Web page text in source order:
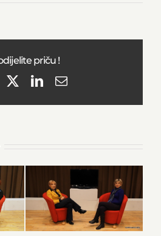
priču !
FacebookLinkedIn
Email